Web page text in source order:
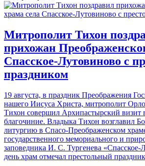
Митрополит Тихон
прихожан
Спасское-Лутовиново с
праздником
19 августа, в праздник Преображения
нашего Иисуса Христа, митрополит
Тихон совершил Архипастырский визит
благочиние. Владыка Тихон возглавил
литургию в Спасо-Преображенском
государственного мемориального и
заповедника И. С. Тургенева «Спасское-
день храм отмечал престольный